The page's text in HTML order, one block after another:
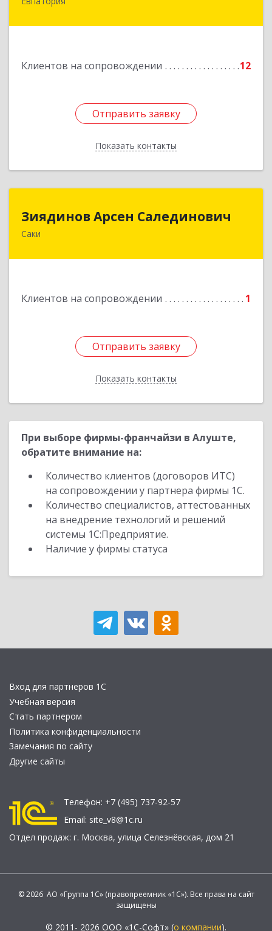
Клиентов на сопровождении 12
Отправить заявку
Показать контакты
297407, Крым Респ, Евпатория г, Победы пр-кт,
Отправить заявку
Назад
Зиядинов Арсен Салединович
Саки
Клиентов на сопровождении 1
Отправить заявку
Показать контакты
Отправить заявку
Назад
При выборе фирмы-франчайзи в Алуште,
обратите внимание на:
Количество клиентов (договоров ИТС)
на сопровождении у партнера фирмы 1С.
Количество специалистов, аттестованных
на внедрение технологий и решений
системы 1С:Предприятие.
Наличие у фирмы статуса
Вход для партнеров 1С
Учебная версия
Стать партнером
Политика конфиденциальности
Замечания по сайту
Другие сайты
Телефон: +7 (495) 737-92-57
Email: site_v8@1c.ru
Отдел продаж: г. Москва, улица Селезнёвская, дом 21
© 2026 АО «Группа 1С» (правопреемник «1С»). Все права на сайт
защищены
© 2011- 2026 ООО «1С-Софт» (о компании).